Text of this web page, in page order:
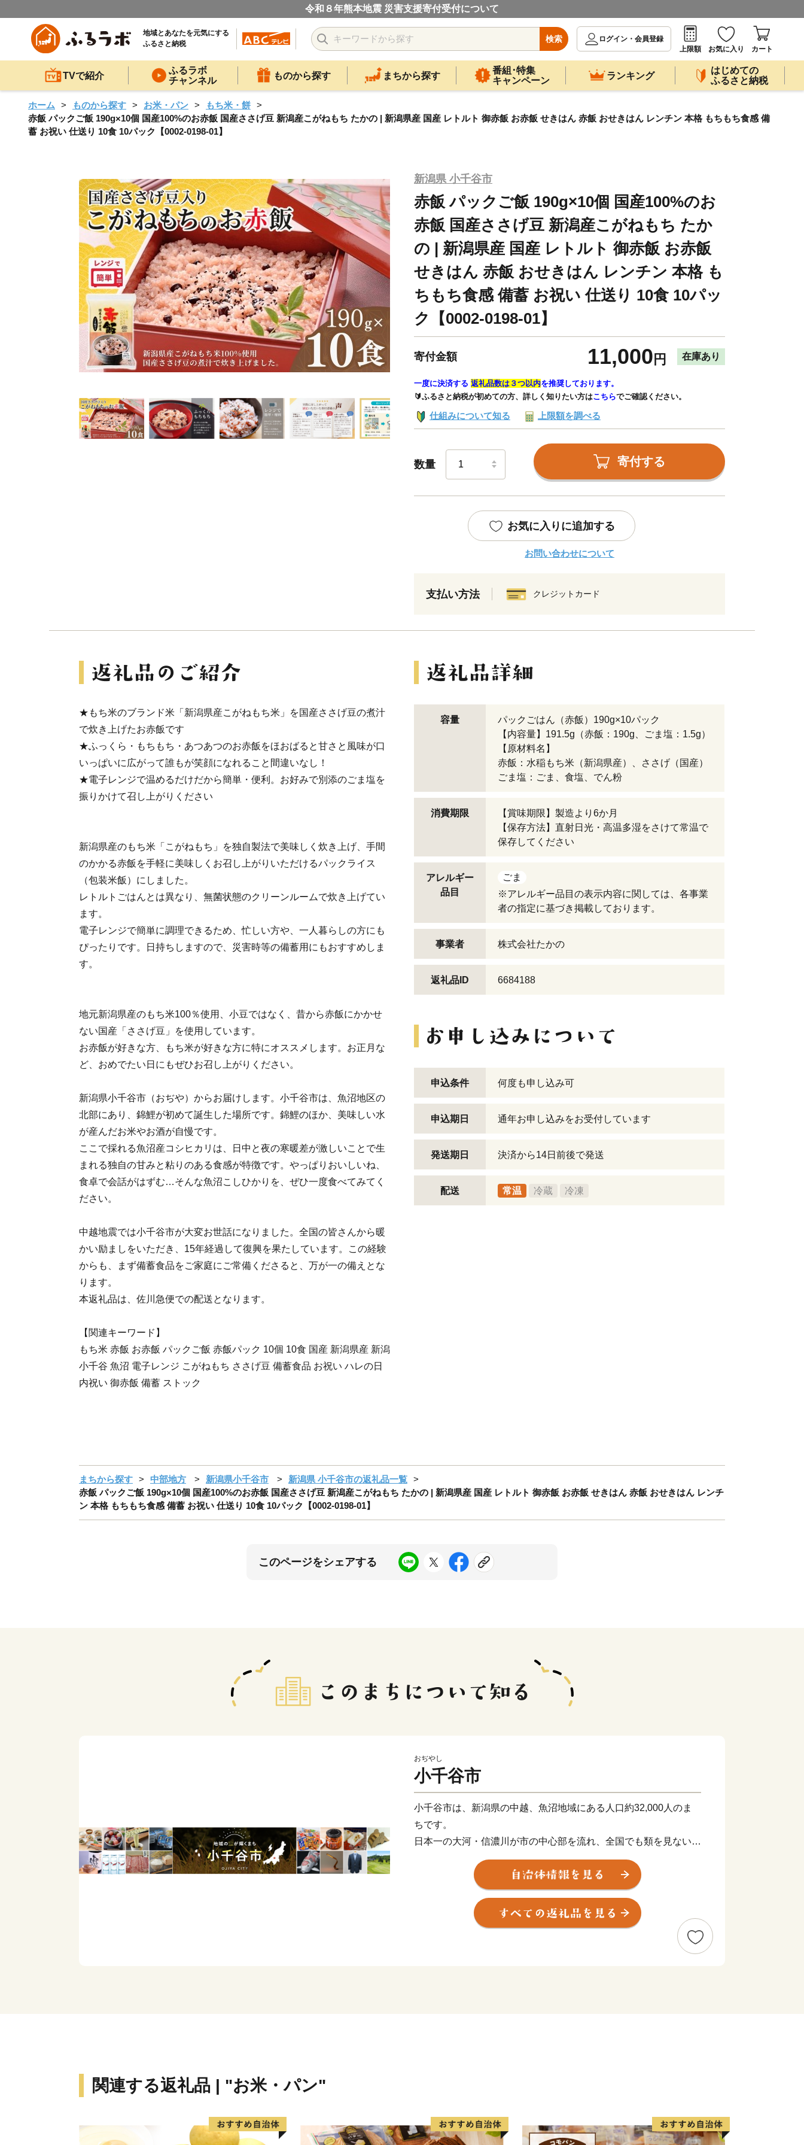
令和８年熊本地震 災害支援寄付受付について
地域とあなたを元気にする
ふるさと納税
検索
ログイン・会員登録
上限額
お気に入り カート
TVで紹介
ふるラボ
チャンネル
ものから探す まちから探す
番組･特集
キャンペーン
ランキング
はじめての
ふるさと納税
ホーム ものから探す お米・パン
もち米・餅
赤飯 パックご飯 190g×10個 国産100%のお赤飯 国産ささげ豆 新潟産こがねもち たかの | 新潟県産 国産 レトルト 御赤飯 お赤飯 せきはん 赤飯 おせきはん レンチン 本格 もちもち食感 備
蓄 お祝い 仕送り 10食 10パック【0002-0198-01】
新潟県 小千谷市
赤飯 パックご飯 190g×10個 国産100%のお
赤飯 国産ささげ豆 新潟産こがねもち たか
の | 新潟県産 国産 レトルト 御赤飯 お赤飯
せきはん 赤飯 おせきはん レンチン 本格 も
ちもち食感 備蓄 お祝い 仕送り 10食 10パッ
ク【0002-0198-01】
寄付金額 11,000 円 在庫あり
一度に決済する 返礼品数は３つ以内を推奨しております。
🔰ふるさと納税が初めての方、詳しく知りたい方はこちらでご確認ください。
仕組みについて知る 上限額を調べる
数量 寄付する
お気に入りに追加する
お問い合わせについて
支払い方法 クレジットカード
★もち米のブランド米「新潟県産こがねもち米」を国産ささげ豆の煮汁
で炊き上げたお赤飯です
★ふっくら・もちもち・あつあつのお赤飯をほおばると甘さと風味が口
いっぱいに広がって誰もが笑顔になれること間違いなし！
★電子レンジで温めるだけだから簡単・便利。お好みで別添のごま塩を
振りかけて召し上がりください
新潟県産のもち米「こがねもち」を独自製法で美味しく炊き上げ、手間
のかかる赤飯を手軽に美味しくお召し上がりいただけるパックライス
（包装米飯）にしました。
レトルトごはんとは異なり、無菌状態のクリーンルームで炊き上げてい
ます。
電子レンジで簡単に調理できるため、忙しい方や、一人暮らしの方にも
ぴったりです。日持ちしますので、災害時等の備蓄用にもおすすめしま
す。
地元新潟県産のもち米100％使用、小豆ではなく、昔から赤飯にかかせ
ない国産「ささげ豆」を使用しています。
お赤飯が好きな方、もち米が好きな方に特にオススメします。お正月な
ど、おめでたい日にもぜひお召し上がりください。
新潟県小千谷市（おぢや）からお届けします。小千谷市は、魚沼地区の
北部にあり、錦鯉が初めて誕生した場所です。錦鯉のほか、美味しい水
が産んだお米やお酒が自慢です。
ここで採れる魚沼産コシヒカリは、日中と夜の寒暖差が激しいことで生
まれる独自の甘みと粘りのある食感が特徴です。やっぱりおいしいね、
食卓で会話がはずむ…そんな魚沼こしひかりを、ぜひ一度食べてみてく
ださい。
中越地震では小千谷市が大変お世話になりました。全国の皆さんから暖
かい励ましをいただき、15年経過して復興を果たしています。この経験
からも、まず備蓄食品をご家庭にご常備くださると、万が一の備えとな
ります。
本返礼品は、佐川急便での配送となります。
【関連キーワード】
もち米 赤飯 お赤飯 パックご飯 赤飯パック 10個 10食 国産 新潟県産 新潟
小千谷 魚沼 電子レンジ こがねもち ささげ豆 備蓄食品 お祝い ハレの日
内祝い 御赤飯 備蓄 ストック
容量
パックごはん（赤飯）190g×10パック
【内容量】191.5g（赤飯：190g、ごま塩：1.5g）
【原材料名】
赤飯：水稲もち米（新潟県産）、ささげ（国産）
ごま塩：ごま、食塩、でん粉
消費期限
【賞味期限】製造より6か月
【保存方法】直射日光・高温多湿をさけて常温で
保存してください
アレルギー
品目
ごま
※アレルギー品目の表示内容に関しては、各事業
者の指定に基づき掲載しております。
事業者 株式会社たかの
返礼品ID 6684188
申込条件 何度も申し込み可
申込期日 通年お申し込みをお受付しています
発送期日 決済から14日前後で発送
配送 常温 冷蔵 冷凍
まちから探す 中部地方 新潟県小千谷市
新潟県 小千谷市の返礼品一覧
赤飯 パックご飯 190g×10個 国産100%のお赤飯 国産ささげ豆 新潟産こがねもち たかの | 新潟県産 国産 レトルト 御赤飯 お赤飯 せきはん 赤飯 おせきはん レンチ
ン 本格 もちもち食感 備蓄 お祝い 仕送り 10食 10パック【0002-0198-01】
このページをシェアする
おぢやし
小千谷市
小千谷市は、新潟県の中越、魚沼地域にある人口約32,000人のま
ちです。
日本一の大河・信濃川が市の中心部を流れ、全国でも類を見ない規
模の河岸段丘が特徴です。
日本有数の豪雪地であり、魚沼の語源となった魚野川、信濃川が潤
す大地、豊かな自然が、おいしい魚沼産こしひかりを育て、独自の
特産品や文化を生んでいます。
魚沼産コシヒカリの産地「小千谷」は、もち米や酒米の産地でもあ
ります。美味しいお米と水で清酒や米菓、お餅が作られています。
関連する返礼品 | "お米・パン"